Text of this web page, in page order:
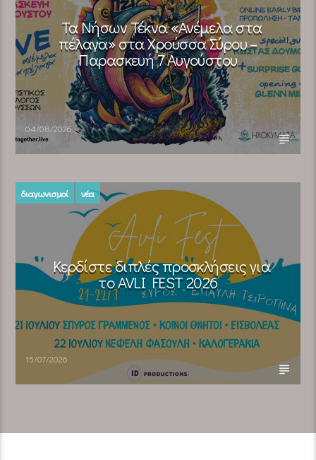
Τα Νήσων Τέκνα «Ανέμελα στα
πέλαγα» στα Χρούσσα Σύρου –
Παρασκευή 7 Αυγούστου
04/08/2026
διαγωνισμοί νέα
Κερδίστε διπλές προσκλήσεις για
το AVLI FEST 2026
15/07/2026